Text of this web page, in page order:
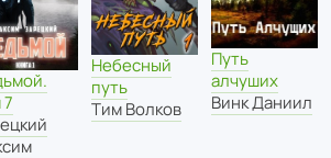
Небесный
путь
Тим Волков
Путь
алчуших
Винк Даниил